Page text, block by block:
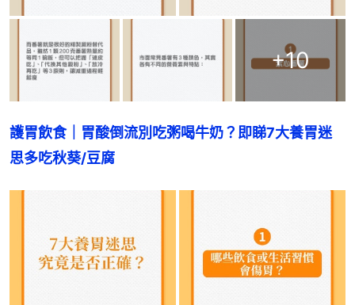
+10
護胃飲食｜胃酸倒流別吃粥喝牛奶？即睇7大養胃迷
思多吃秋葵/豆腐